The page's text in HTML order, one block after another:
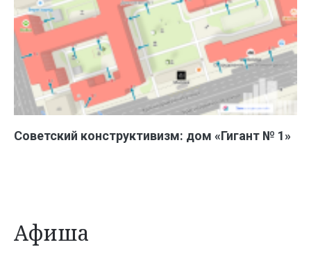
Советский конструктивизм: дом «Гигант № 1»
Афиша